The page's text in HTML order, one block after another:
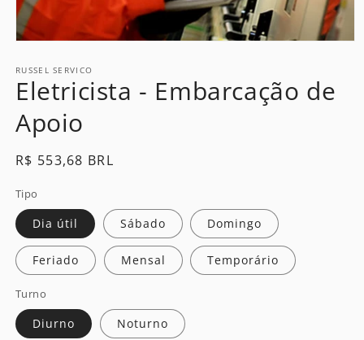
1
in
modal
RUSSEL SERVICO
Eletricista - Embarcação de
Apoio
Regular
R$ 553,68 BRL
Tipo
Dia útil Sábado Domingo
Feriado Mensal Temporário
Turno
Diurno Noturno